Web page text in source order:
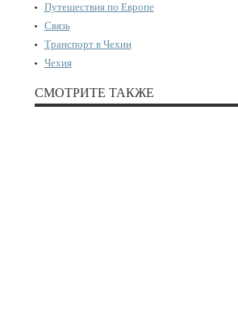
Путешествия по Европе
Связь
Транспорт в Чехии
Чехия
СМОТРИТЕ ТАКЖЕ